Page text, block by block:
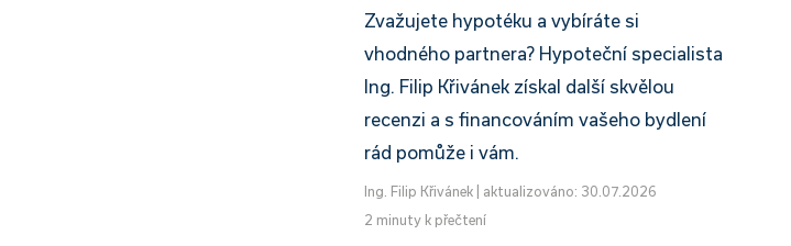
Zvažujete hypotéku a vybíráte si
vhodného partnera? Hypoteční specialista
Ing. Filip Křivánek získal další skvělou
recenzi a s financováním vašeho bydlení
rád pomůže i vám.
Ing. Filip Křivánek
aktualizováno: 30.07.2026
2 minuty k přečtení